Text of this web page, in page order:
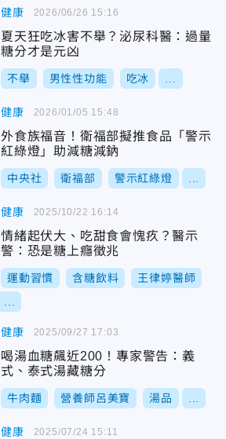
健康
夏天狂吃冰害不舉？泌尿科醫：過量
糖分才是元凶
不舉 男性性功能 吃冰
2026/06/26 15:16
健康
外食族福音！衛福部擬推食品「警示
紅綠燈」助減糖減鈉
中央社 衛福部 警示紅綠燈
2026/01/05 15:48
健康
情緒起伏大、吃甜食會愧疚？醫示
警：恐是糖上癮徵兆
運動習慣 含糖飲料 王律婷醫師
2025/10/22 16:14
健康
喝湯血糖飆近200！專家警告：義
式、泰式湯藏糖分
牛肉麵 營養師呂美寶 湯品
2025/09/27 17:03
健康 2025/07/24 15:11